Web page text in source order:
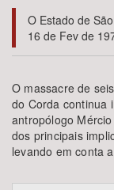
Subtema
Área de Levantamento
Área Protegida
O Estado de
16 de Fev de
O massacre de
do Corda continua
antropólogo
dos principais
levando em conta